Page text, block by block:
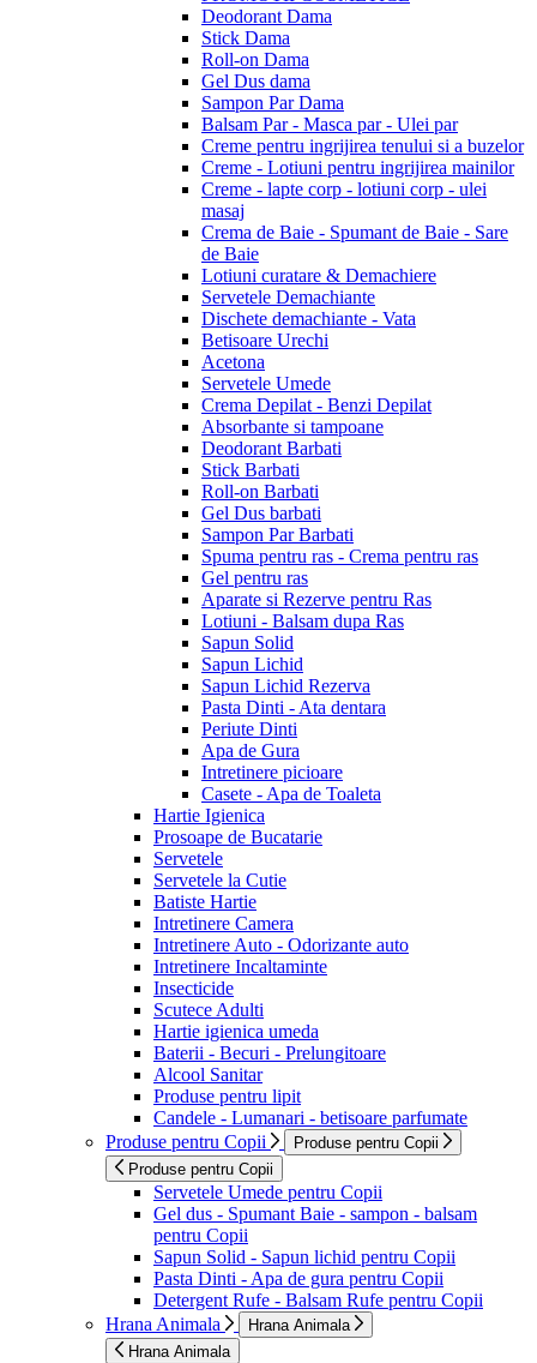
Deodorant Dama
Stick Dama
Roll-on Dama
Gel Dus dama
Sampon Par Dama
Balsam Par - Masca par - Ulei par
Creme pentru ingrijirea tenului si a buzelor
Creme - Lotiuni pentru ingrijirea mainilor
Creme - lapte corp - lotiuni corp - ulei
masaj
Crema de Baie - Spumant de Baie - Sare
de Baie
Lotiuni curatare & Demachiere
Servetele Demachiante
Dischete demachiante - Vata
Betisoare Urechi
Acetona
Servetele Umede
Crema Depilat - Benzi Depilat
Absorbante si tampoane
Deodorant Barbati
Stick Barbati
Roll-on Barbati
Gel Dus barbati
Sampon Par Barbati
Spuma pentru ras - Crema pentru ras
Gel pentru ras
Aparate si Rezerve pentru Ras
Lotiuni - Balsam dupa Ras
Sapun Solid
Sapun Lichid
Sapun Lichid Rezerva
Pasta Dinti - Ata dentara
Periute Dinti
Apa de Gura
Intretinere picioare
Casete - Apa de Toaleta
Hartie Igienica
Prosoape de Bucatarie
Servetele
Servetele la Cutie
Batiste Hartie
Intretinere Camera
Intretinere Auto - Odorizante auto
Intretinere Incaltaminte
Insecticide
Scutece Adulti
Hartie igienica umeda
Baterii - Becuri - Prelungitoare
Alcool Sanitar
Produse pentru lipit
Candele - Lumanari - betisoare parfumate
Produse pentru Copii
Produse pentru Copii
Produse pentru Copii
Servetele Umede pentru Copii
Gel dus - Spumant Baie - sampon - balsam
pentru Copii
Sapun Solid - Sapun lichid pentru Copii
Pasta Dinti - Apa de gura pentru Copii
Detergent Rufe - Balsam Rufe pentru Copii
Hrana Animala
Hrana Animala
Hrana Animala